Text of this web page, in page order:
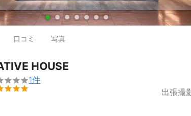
● ● ● ● ● ● ●
口コミ 写真
HOUSE
1件
出張撮